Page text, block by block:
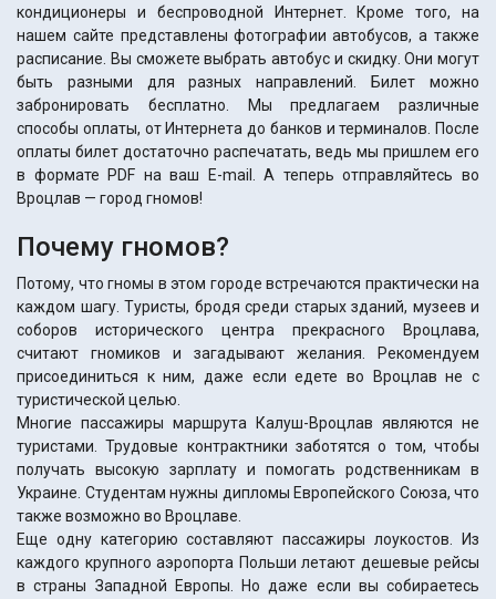
кондиционеры и беспроводной Интернет. Кроме того, на
нашем сайте представлены фотографии автобусов, а также
расписание. Вы сможете выбрать автобус и скидку. Они могут
быть разными для разных направлений. Билет можно
забронировать бесплатно. Мы предлагаем различные
способы оплаты, от Интернета до банков и терминалов. После
оплаты билет достаточно распечатать, ведь мы пришлем его
в формате PDF на ваш E-mail. А теперь отправляйтесь во
Вроцлав — город гномов!
Почему гномов?
Потому, что гномы в этом городе встречаются практически на
каждом шагу. Туристы, бродя среди старых зданий, музеев и
соборов исторического центра прекрасного Вроцлава,
считают гномиков и загадывают желания. Рекомендуем
присоединиться к ним, даже если едете во Вроцлав не с
туристической целью.
Многие пассажиры маршрута Калуш-Вроцлав являются не
туристами. Трудовые контрактники заботятся о том, чтобы
получать высокую зарплату и помогать родственникам в
Украине. Студентам нужны дипломы Европейского Союза, что
также возможно во Вроцлаве.
Еще одну категорию составляют пассажиры лоукостов. Из
каждого крупного аэропорта Польши летают дешевые рейсы
в страны Западной Европы. Но даже если вы собираетесь